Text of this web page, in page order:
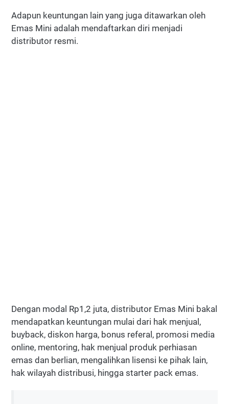
Adapun keuntungan lain yang juga ditawarkan oleh
Emas Mini adalah mendaftarkan diri menjadi
distributor resmi.
Dengan modal Rp1,2 juta, distributor Emas Mini bakal
mendapatkan keuntungan mulai dari hak menjual,
buyback, diskon harga, bonus referal, promosi media
online, mentoring, hak menjual produk perhiasan
emas dan berlian, mengalihkan lisensi ke pihak lain,
hak wilayah distribusi, hingga starter pack emas.